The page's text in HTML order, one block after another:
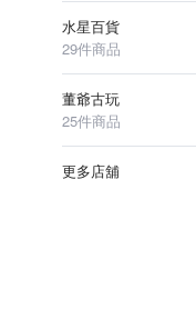
水星百貨
29件商品
董爺古玩
25件商品
更多店舖